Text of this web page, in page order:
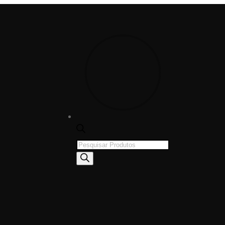
Products
search